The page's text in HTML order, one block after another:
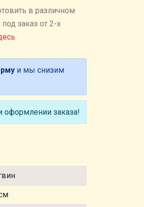
в различном
заказ от 2-х
.
и мы снизим
оформлении заказа!